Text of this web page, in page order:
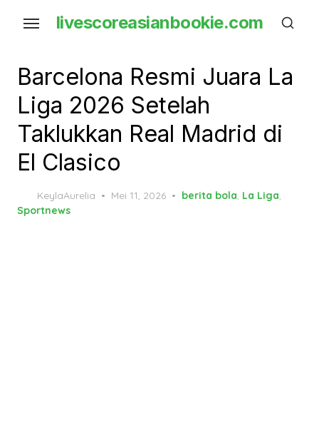
content
livescoreasianbookie.com
Barcelona Resmi Juara La
Liga 2026 Setelah
Taklukkan Real Madrid di
El Clasico
KeylaAurelia
Posted
Mei 11, 2026 berita bola, La Liga,
Sportnews